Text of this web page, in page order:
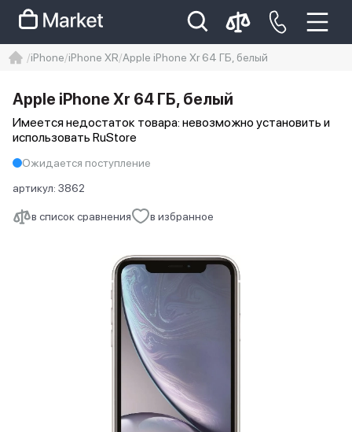
Iphone 14 pro max
айфон 14
iPhone iPhone XR Apple iPhone Xr 64 ГБ, белый
в список сравнения в избранное
Apple iPhone Xr 64 ГБ, белый
Имеется недостаток товара: невозможно установить и
использовать RuStore
Ожидается поступление
артикул: 3862